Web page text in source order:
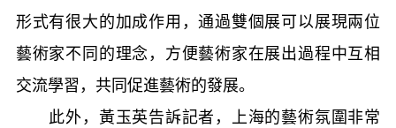
形式有很大的加成作用，通過雙個展可以展現兩位
藝術家不同的理念，方便藝術家在展出過程中互相
交流學習，共同促進藝術的發展。
此外，黃玉英告訴記者，上海的藝術氛圍非常